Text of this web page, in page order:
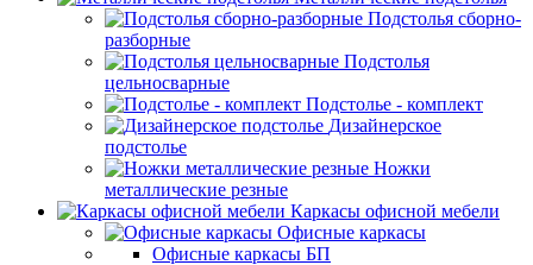
Подстолья сборно-
разборные
Подстолья
цельносварные
Подстолье - комплект
Дизайнерское
подстолье
Ножки
металлические резные
Каркасы офисной мебели
Офисные каркасы
Офисные каркасы БП